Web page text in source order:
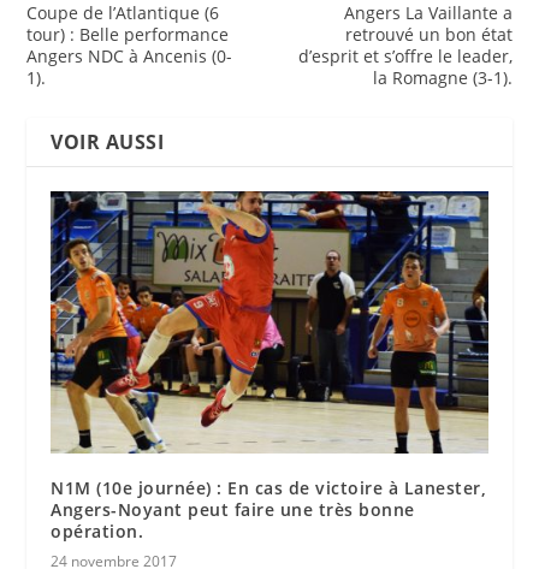
Coupe de l’Atlantique (6
tour) : Belle performance
Angers NDC à Ancenis (0-
1).
Angers La Vaillante a
retrouvé un bon état
d’esprit et s’offre le leader,
la Romagne (3-1).
VOIR AUSSI
N1M (10e journée) : En cas de victoire à Lanester,
Angers-Noyant peut faire une très bonne
opération.
24 novembre 2017